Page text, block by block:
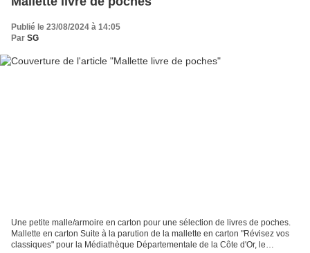
Publié le 23/08/2024 à 14:05
Par SG
Une petite malle/armoire en carton pour une sélection de livres de poches.
Mallette en carton Suite à la parution de la mallette en carton "Révisez vos
classiques" pour la Médiathèque Départementale de la Côte d'Or, le